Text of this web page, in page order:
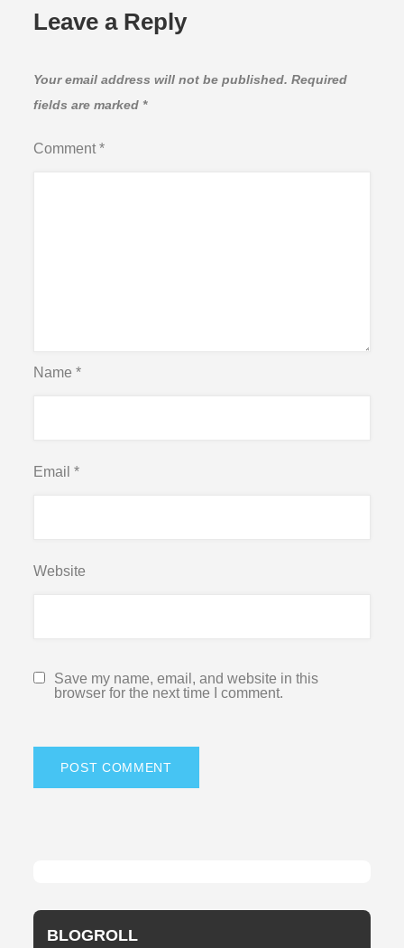
Leave a Reply
Your email address will not be published. Required
fields are marked *
Comment*
Name*
Email*
Website
Save my name, email, and website in this
browser for the next time I comment.
BLOGROLL